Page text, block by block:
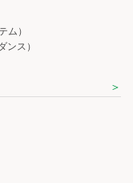
ム）
ンス）